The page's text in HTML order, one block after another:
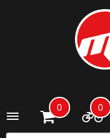
Toggle navigation
0 0